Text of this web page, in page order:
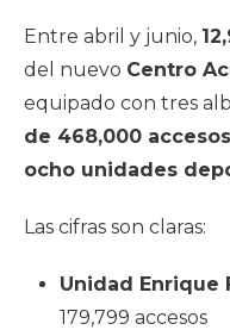
Entre abril y junio,
del nuevo Centro
equipado con tres
de 468,000 accesos
ocho unidades
Las cifras son claras:
Unidad Enrique
179,799 accesos